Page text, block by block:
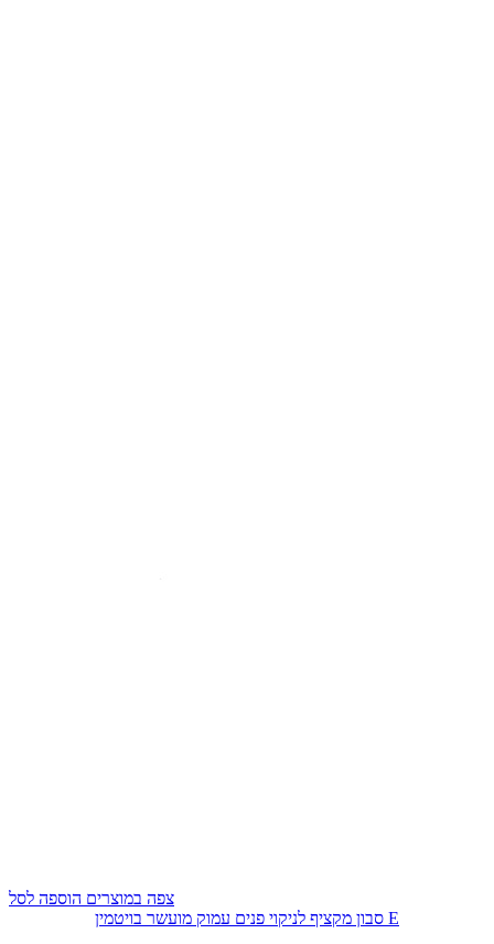
צפה במוצרים הוספה לסל
סבון מקציף לניקוי פנים עמוק מועשר בויטמין E